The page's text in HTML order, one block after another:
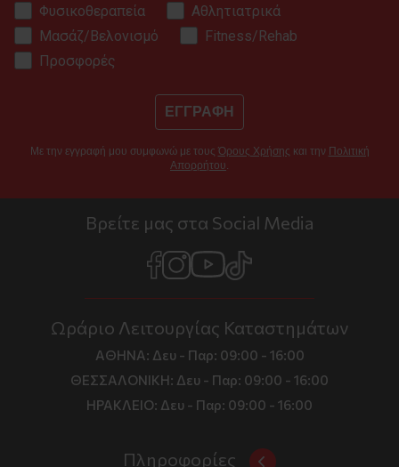
Φυσικοθεραπεία
Αθλητιατρικά
Μασάζ/Βελονισμό
Fitness/Rehab
Προσφορές
ΕΓΓΡΑΦΗ
Με την εγγραφή μου συμφωνώ με τους Όρους Χρήσης και την Πολιτική
Απορρήτου
Βρείτε μας στα Social Media
Ωράριο Λειτουργίας Καταστημάτων
ΑΘΗΝΑ: Δευ - Παρ: 09:00 - 16:00
ΘΕΣΣΑΛΟΝΙΚΗ: Δευ - Παρ: 09:00 - 16:00
ΗΡΑΚΛΕΙΟ: Δευ - Παρ: 09:00 - 16:00
Πληροφορίες